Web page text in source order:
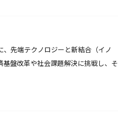
先端テクノロジーと新結合（イノ
盤改革や社会課題解決に挑戦し、そ